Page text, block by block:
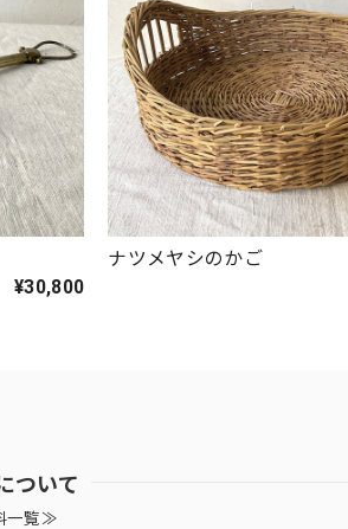
¥30,800
ナツメヤシのかご
ついて
一覧≫